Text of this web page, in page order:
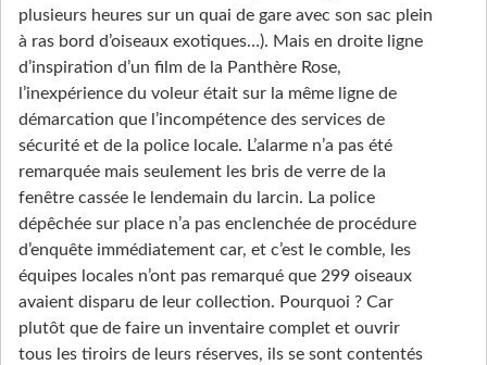
plusieurs heures sur un quai de gare avec son sac plein
à ras bord d’oiseaux exotiques…). Mais en droite ligne
d’inspiration d’un film de la Panthère Rose,
l’inexpérience du voleur était sur la même ligne de
démarcation que l’incompétence des services de
sécurité et de la police locale. L’alarme n’a pas été
remarquée mais seulement les bris de verre de la
fenêtre cassée le lendemain du larcin. La police
dépêchée sur place n’a pas enclenchée de procédure
d’enquête immédiatement car, et c’est le comble, les
équipes locales n’ont pas remarqué que 299 oiseaux
avaient disparu de leur collection. Pourquoi ? Car
plutôt que de faire un inventaire complet et ouvrir
tous les tiroirs de leurs réserves, ils se sont contentés